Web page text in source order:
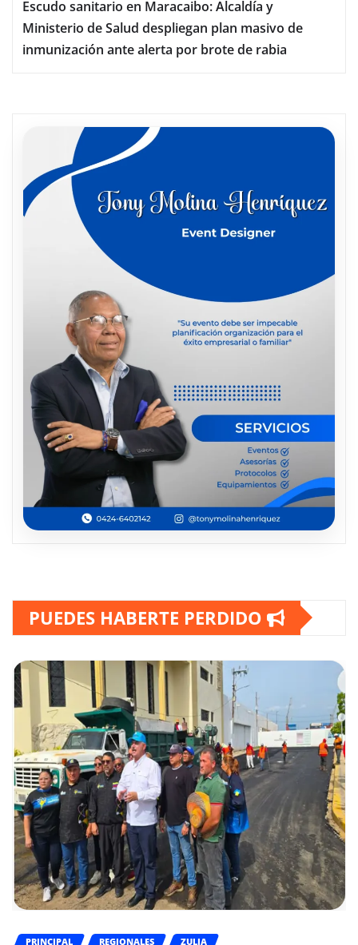
Escudo sanitario en Maracaibo: Alcaldía y
Ministerio de Salud despliegan plan masivo de
inmunización ante alerta por brote de rabia
PUEDES HABERTE PERDIDO
PRINCIPAL REGIONALES ZULIA